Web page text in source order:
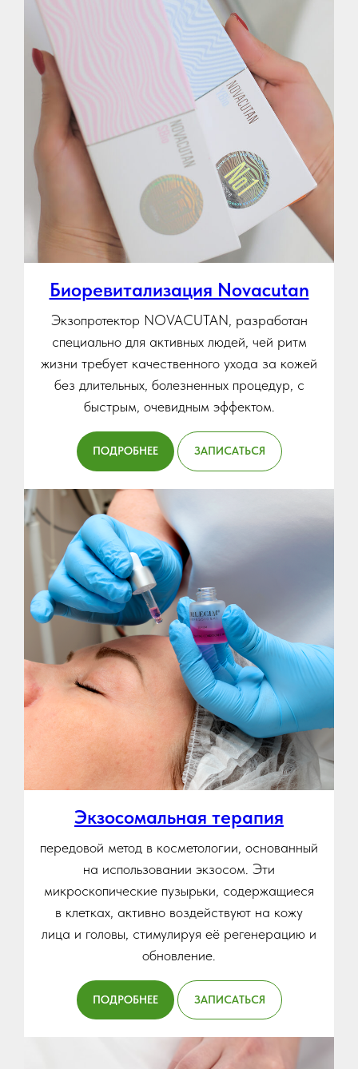
Биоревитализация Novacutan
Экзопротектор NOVACUTAN, разработан
специально для активных людей, чей ритм
жизни требует качественного ухода за кожей
без длительных, болезненных процедур, с
быстрым, очевидным эффектом.
ПОДРОБНЕЕ ЗАПИСАТЬСЯ
Экзосомальная терапия
передовой метод в косметологии, основанный
на использовании экзосом. Эти
микроскопические пузырьки, содержащиеся
в клетках, активно воздействуют на кожу
лица и головы, стимулируя её регенерацию и
обновление.
ПОДРОБНЕЕ ЗАПИСАТЬСЯ